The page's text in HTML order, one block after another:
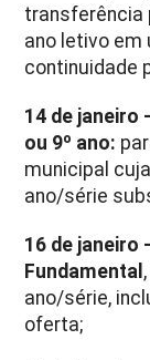
transferência
ano letivo em
continuidade
14 de janeiro
ou 9º ano:
municipal
ano/série
16 de janeiro
Fundamental
ano/série,
oferta;